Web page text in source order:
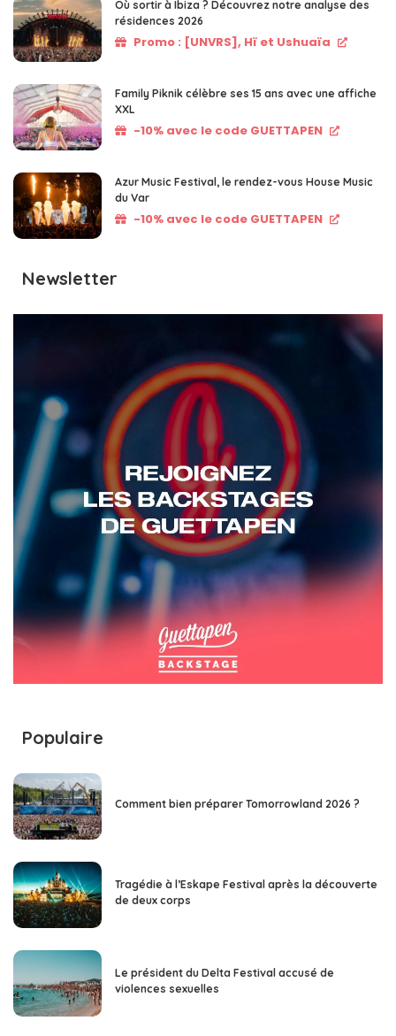
Où sortir à Ibiza ? Découvrez notre analyse des
résidences 2026
Promo : [UNVRS], Hï et Ushuaïa
Family Piknik célèbre ses 15 ans avec une affiche
XXL
-10% avec le code GUETTAPEN
Azur Music Festival, le rendez-vous House Music
du Var
-10% avec le code GUETTAPEN
Newsletter
Populaire
Comment bien préparer Tomorrowland 2026 ?
Tragédie à l’Eskape Festival après la découverte
de deux corps
Le président du Delta Festival accusé de
violences sexuelles